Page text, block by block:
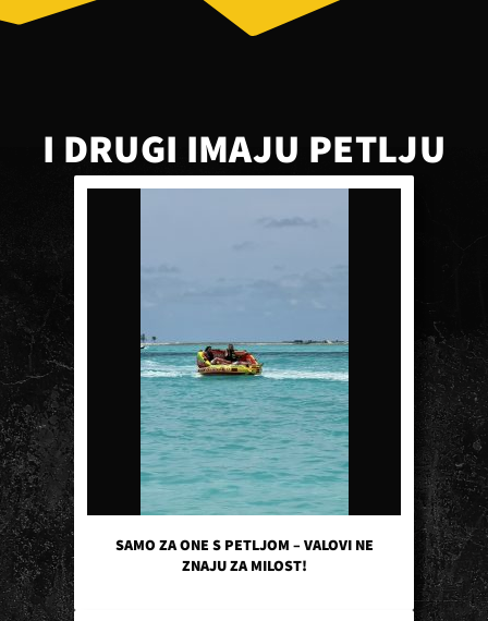
I DRUGI IMAJU PETLJU
SAMO ZA ONE S PETLJOM – VALOVI NE
ZNAJU ZA MILOST!